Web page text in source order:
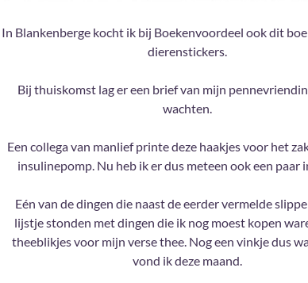
In Blankenberge kocht ik bij Boekenvoordeel ook dit
dierenstickers.
Bij thuiskomst lag er een brief van mijn
wachten.
Een collega van manlief printe deze haakjes voor het
insulinepomp. Nu heb ik er dus meteen ook een paar
Eén van de dingen die naast de eerder vermelde
lijstje stonden met dingen die ik nog moest kopen
theeblikjes voor mijn verse thee. Nog een vinkje dus
vond ik deze maand.